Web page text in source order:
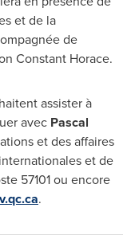
et de la
de
Constant Horace.
assister à
avec Pascal
et des affaires
et de
57101 ou encore
.